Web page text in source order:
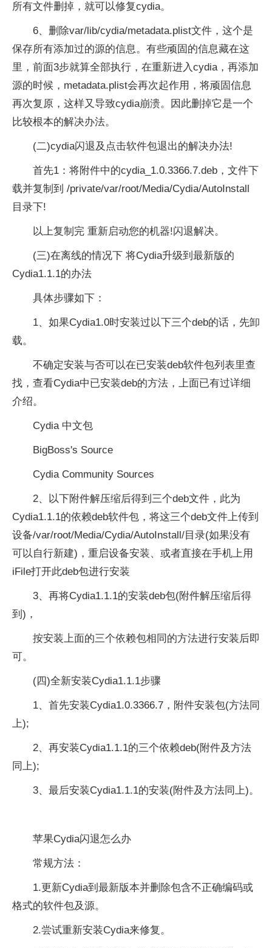
所有文件删掉，就可以修复cydia。
6、删除var/lib/cydia/metadata.plist文件，这个是
保存所有添加过的源的信息。有些顽固的信息藏在这
里，前面3步就算全部执行，在重新进入cydia，再添加
源的时候，metadata.plist会再次起作用，将顽固信息
再次复原，这样又导致cydia崩溃。因此删掉它是一个
比较根本的解决办法。
(二)cydia闪退及点击软件包退出的解决办法!
首先1：将附件中的cydia_1.0.3366.7.deb，文件下
载并复制到 /private/var/root/Media/Cydia/AutoInstall
目录下!
以上复制完 重新启动您的机器!闪退解决。
(三)在离线的情况下 将Cydia升级到最新版的
Cydia1.1.1的办法
具体步骤如下：
1、如果Cydia1.0时安装过以下三个deb的话，先卸
载。
不确定安装与否可以在已安装deb软件包列表里查
找，查看Cydia中已安装deb的方法，上面已有过详细
介绍。
Cydia 中文包
BigBoss's Source
Cydia Community Sources
2、以下附件解压缩后得到三个deb文件，此为
Cydia1.1.1的依赖deb软件包，将这三个deb文件上传到
设备/var/root/Media/Cydia/AutoInstall/目录(如果没有
可以自行新建)，重启设备安装、或者直接在手机上用
iFile打开此deb包进行安装
3、再将Cydia1.1.1的安装deb包(附件解压缩后得
到)，
按安装上面的三个依赖包相同的方法进行安装后即
可。
(四)全新安装Cydia1.1.1步骤
1、首先安装Cydia1.0.3366.7，附件安装包(方法同
上);
2、再安装Cydia1.1.1的三个依赖deb(附件及方法
同上);
3、最后安装Cydia1.1.1的安装(附件及方法同上)。
苹果Cydia闪退怎么办
常规方法：
1.更新Cydia到最新版本并删除包含不正确编码或
格式的软件包及源。
2.尝试重新安装Cydia来修复。